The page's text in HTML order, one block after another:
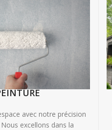
avec notre précision
excellons dans la